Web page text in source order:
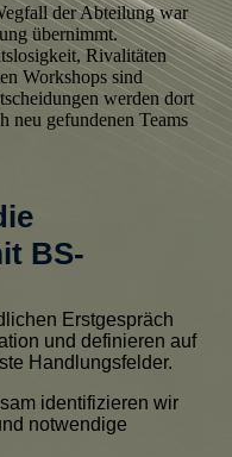
der Abteilung war
übernimmt.
Rivalitäten
Workshops sind
werden dort
neu gefundenen Teams
BS-
Erstgespräch
und definieren auf
Handlungsfelder.
identifizieren wir
notwendige